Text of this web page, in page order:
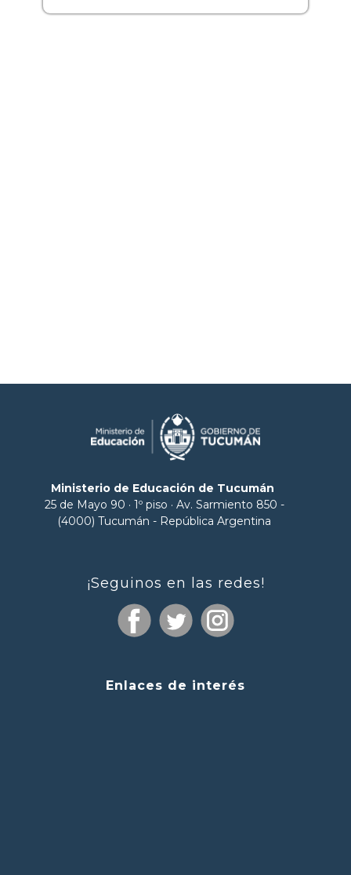
Ministerio de Educación de Tucumán
25 de Mayo 90 · 1º piso · Av. Sarmiento 850 -
(4000) Tucumán - República Argentina
¡Seguinos en las redes!
Enlaces de interés